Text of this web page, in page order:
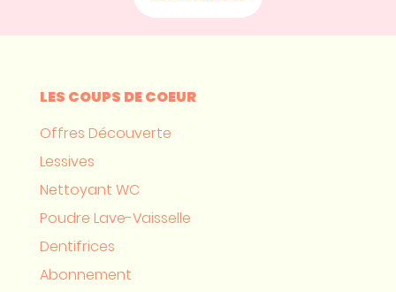
LES COUPS DE COEUR
Offres Découverte
Lessives
Nettoyant WC
Poudre Lave-Vaisselle
Dentifrices
Abonnement